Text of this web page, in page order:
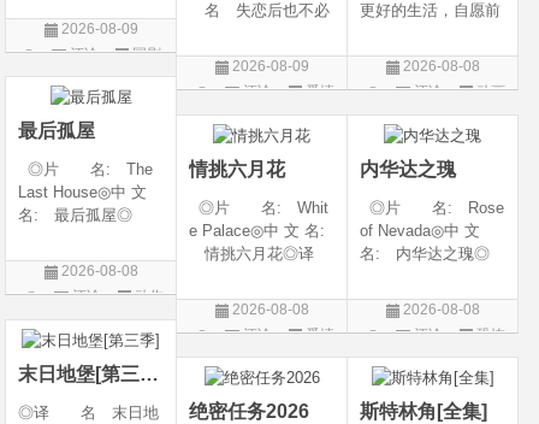
陆◎类 别 传记
/ 历史 / 古装◎语
上映日期 2026-07-
20(中国大陆)◎
2026-08-09
评论
国剧
名 失恋后也不必
rself◎年 代 20
26◎产 地 中国
剧 / 爱情◎语
言 汉语普通话◎上
映
2026-08-09
评论
爱情
片
更好的生活，自愿前
核，最终被墨大夫收
入门下。 墨大夫一
养、传授医术，让韩
立对他非常感激，但
随着一同入
2026-08-08
评论
动画
片
最后孤屋
◎片 名: The
Last House◎中 文
名: 最后孤屋◎
Eleven Eight One S
even◎年 代: 2
国 / 法国 / 美国◎
类 别: 动作 /
2026-08-08
评论
动作
片
情挑六月花
◎片 名: Whit
e Palace◎中 文 名:
情挑六月花◎译
道之恋 / 白色宫殿◎
年 代: 1990◎
类 别: 剧情 / 爱
情◎语
2026-08-08
评论
爱情
片
内华达之瑰
◎片 名: Rose
of Nevada◎中 文
名: 内华达之瑰◎
玫瑰 / 英伦转生号
(港) / 谜航(台)◎年
地: 英国◎类
别: 剧情 / 恐
2026-08-08
评论
恐怖
片
末日地堡[第三季]
◎译 名 末日地
绝密任务2026 斯特林角[全集]